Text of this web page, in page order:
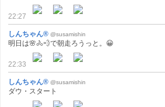
22:27
しんちゃん® @susamishin
明日は🌸🚴💨で朝走ろうっと。😀
22:33
しんちゃん® @susamishin
ダウ・スタート